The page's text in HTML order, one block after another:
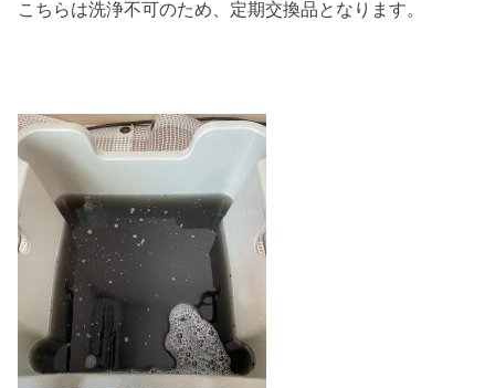
こちらは洗浄不可のため、定期交換品となります。